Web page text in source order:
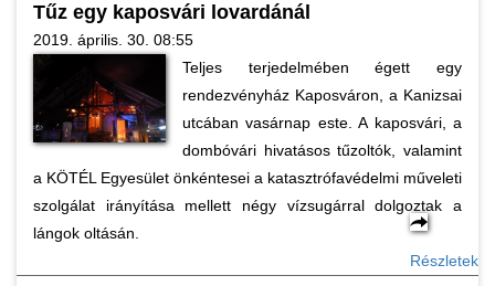
Tűz egy kaposvári lovardánál
2019. április. 30. 08:55
Teljes terjedelmében égett egy
rendezvényház Kaposváron, a Kanizsai
utcában vasárnap este. A kaposvári, a
dombóvári hivatásos tűzoltók, valamint
a KÖTÉL Egyesület önkéntesei a katasztrófavédelmi műveleti
szolgálat irányítása mellett négy vízsugárral dolgoztak a
lángok oltásán.
Részletek